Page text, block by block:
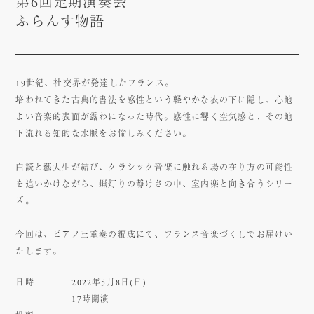
ふらんす物語
19世紀、社交界が発達したフランス。
培われてきた古典的書法を感性という軽やかな衣の下に隠し、心地
よい音楽的表面が露わになった時代。感性に響く空気感と、その地
下流れる知的な水脈をお愉しみください。
白読と藝大生が結び、クラシック音楽に触れる場の在り方の可能性
を追いかけながら、蝋灯りの静けさの中、室内楽と向き合うシリー
ズ。
今回は、ピアノ三重奏の編成にて、フランス音楽づくしでお届けい
たします。
日時
2022年5月8日(日)
17時開演